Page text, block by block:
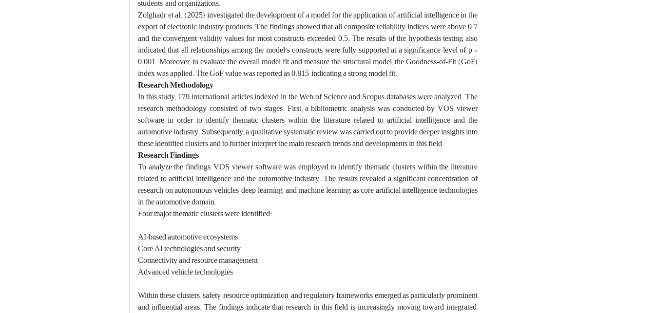
students, and organizations.
Zolghadr et al. (2025) investigated the development of a model for the application of artificial intelligence in the
export of electronic industry products. The findings showed that all composite reliability indices were above 0.7
and the convergent validity values for most constructs exceeded 0.5. The results of the hypothesis testing also
indicated that all relationships among the model’s constructs were fully supported at a significance level of p <
0.001. Moreover, to evaluate the overall model fit and measure the structural model, the Goodness‑of‑Fit (GoF)
index was applied. The GoF value was reported as 0.815, indicating a strong model fit.
Research Methodology
In this study, 179 international articles indexed in the Web of Science and Scopus databases were analyzed. The
research methodology consisted of two stages. First, a bibliometric analysis was conducted by VOS viewer
software in order to identify thematic clusters within the literature related to artificial intelligence and the
automotive industry. Subsequently, a qualitative systematic review was carried out to provide deeper insights into
these identified clusters and to further interpret the main research trends and developments in this field.
Research Findings
To analyze the findings, VOS viewer software was employed to identify thematic clusters within the literature
related to artificial intelligence and the automotive industry. The results revealed a significant concentration of
research on autonomous vehicles, deep learning, and machine learning as core artificial intelligence technologies
in the automotive domain.
Four major thematic clusters were identified:
AI‑based automotive ecosystems
Core AI technologies and security
Connectivity and resource management
Advanced vehicle technologies
Within these clusters, safety, resource optimization, and regulatory frameworks emerged as particularly prominent
and influential areas. The findings indicate that research in this field is increasingly moving toward integrated,